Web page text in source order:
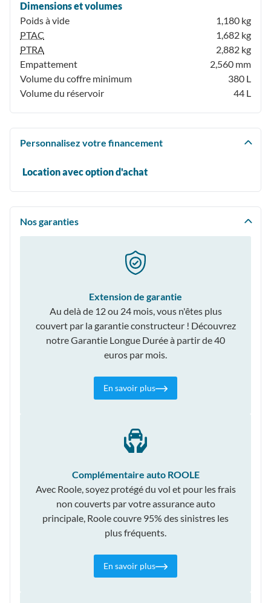
Dimensions et volumes
Poids à vide
1,180 kg
PTAC
1,682 kg
PTRA
2,882 kg
Empattement
2,560 mm
Volume du coffre minimum
380 L
Volume du réservoir
44 L
Personnalisez votre financement
Location avec option d'achat
Nos garanties
Extension de garantie
Au delà de 12 ou 24 mois, vous n'êtes plus
couvert par la garantie constructeur ! Découvrez
notre Garantie Longue Durée à partir de 40
euros par mois.
En savoir plus
Complémentaire auto ROOLE
Avec Roole, soyez protégé du vol et pour les frais
non couverts par votre assurance auto
principale, Roole couvre 95% des sinistres les
plus fréquents.
En savoir plus